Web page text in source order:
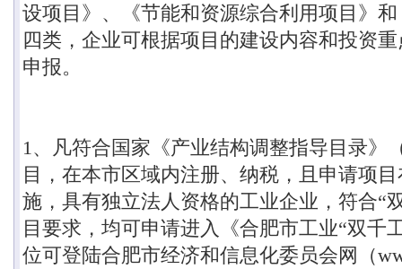
设项目》、《节能和资源综合利用项目》
四类，企业可根据项目的建设内容和投资
申报。
1 、凡符合国家《产业结构调整指导目录》
目，在本市区域内注册、纳税，且申请项
施，具有独立法人资格的工业企业，符合“
目要求，均可申请进入《合肥市工业“双千
位可登陆合肥市经济和信息化委员会网（